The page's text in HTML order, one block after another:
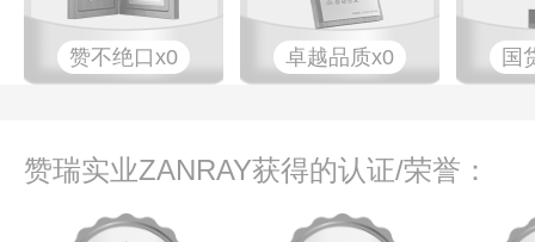
赞不绝口x0 卓越品质x0 国
赞瑞实业ZANRAY获得的认证/荣誉：